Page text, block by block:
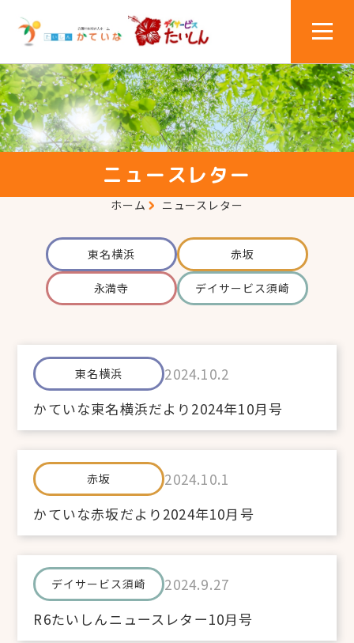
ニュースレター
ホーム ニュースレター
東名横浜 赤坂
永満寺 デイサービス須崎
東名横浜
2024.10.2
かていな東名横浜だより2024年10月号
赤坂
2024.10.1
かていな赤坂だより2024年10月号
デイサービス須崎
2024.9.27
R6たいしんニュースレター10月号